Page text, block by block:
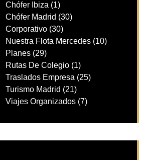
Chófer Ibiza (1)
Chófer Madrid (30)
Corporativo (30)
Nuestra Flota Mercedes (10)
Planes (29)
Rutas De Colegio (1)
Traslados Empresa (25)
Turismo Madrid (21)
Viajes Organizados (7)